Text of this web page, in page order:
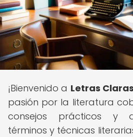
¡Bienvenido a Letras Claras
pasión por la literatura
consejos prácticos y
términos y técnicas